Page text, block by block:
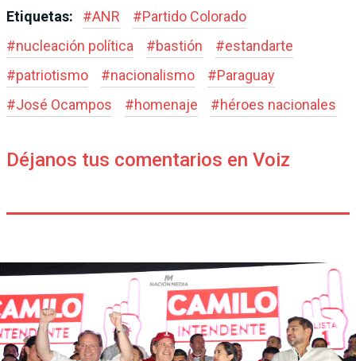
Etiquetas: #ANR #Partido Colorado
#nucleación política #bastión #estandarte
#patriotismo #nacionalismo #Paraguay
#José Ocampos #homenaje #héroes nacionales
Déjanos tus comentarios en Voiz